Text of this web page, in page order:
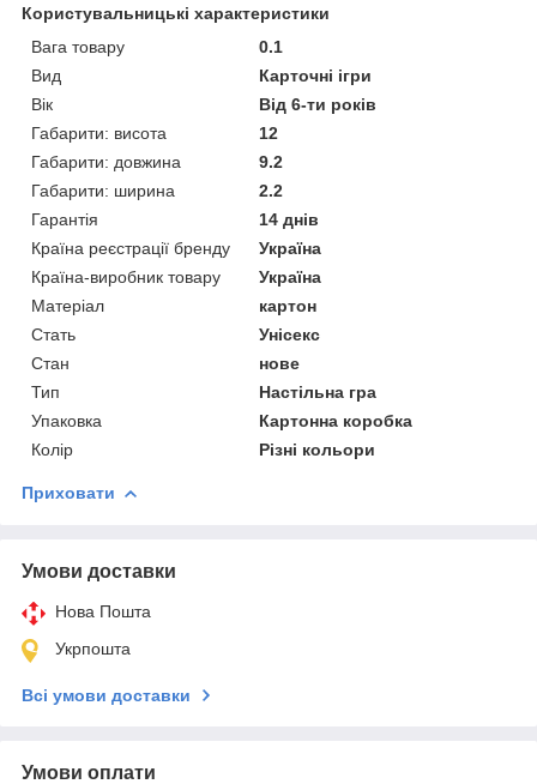
Користувальницькі характеристики
Вага товару
0.1
Вид
Карточні ігри
Вік
Від 6-ти років
Габарити: висота
12
Габарити: довжина
9.2
Габарити: ширина
2.2
Гарантія
14 днів
Країна реєстрації бренду
Україна
Країна-виробник товару
Україна
Матеріал
картон
Стать
Унісекс
Стан
нове
Тип
Настільна гра
Упаковка
Картонна коробка
Колір
Різні кольори
Приховати
Умови доставки
Нова Пошта
Укрпошта
Всі умови доставки
Умови оплати